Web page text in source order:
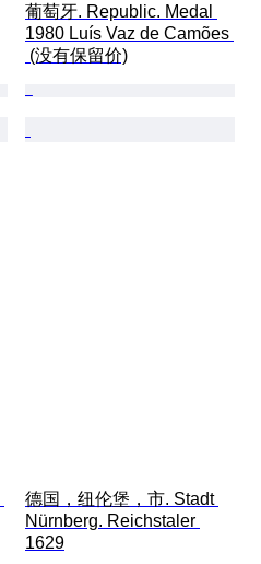
葡萄牙. Republic. Medal
1980 Luís Vaz de Camões
(没有保留价)
德国，纽伦堡，市. Stadt
Nürnberg. Reichstaler
1629